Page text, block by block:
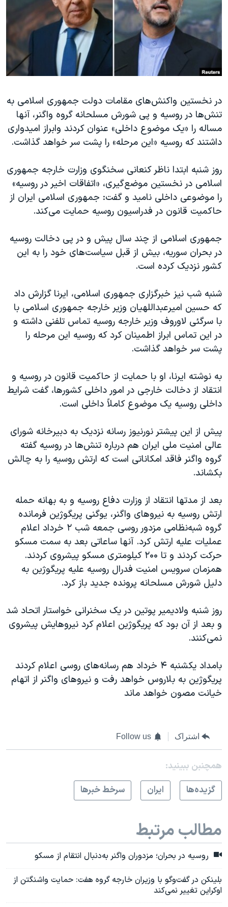
فرهنگ و زندگی
حقوق شهروندی
گالری عکس
آرشیو پخش زنده
مستندها
انتخابات ریاست جمهوری آمریکا ۲۰۲۴
حمله جمهوری اسلامی به اسرائیل
اعتراضات زن، زندگی، آزادی
مجموعه مستندهای دادخواهی
تریبونال مردمی آبان ۹۸
چهل سال گروگان‌گیری
قانون شفافیت دارائی کادر رهبری ایران
اعتراضات مردمی آبان ۹۸
نرگس محمدی برنده جایزه نوبل صلح
همایش محافظه‌کاران آمریکا «سی‌پک»
سفر پرزیدنت ترامپ به چین
دنبال کنید
زبانهای مختلف
در نخستین واکنش‌های مقامات دولت جمهوری اسلامی به
تنش‌ها در روسیه و پی شورش مسلحانه گروه واگنر، آنها
مساله را «یک موضوع داخلی» عنوان کردند وابراز امیدواری
داشتند که روسیه «این مرحله» را پشت سر خواهد گذاشت.
روز شنبه ابتدا ناظر کنعانی سخنگوی وزارت خارجه جمهوری
اسلامی در نخستین موضع‌گیری، «اتفاقات اخیر در روسیه»
را موضوعی داخلی نامید و گفت: جمهوری اسلامی ایران از
حاکمیت قانون در فدراسیون روسیه حمایت می‌کند.
جمهوری اسلامی از چند سال پیش و در پی دخالت روسیه
در بحران سوریه، بیش از قبل سیاست‌های خود را به این
کشور نزدیک کرده است.
شنبه شب نیز خبرگزاری جمهوری اسلامی، ایرنا گزارش داد
که حسین امیرعبداللهیان وزیر خارجه جمهوری اسلامی با
با سرگئی لاوروف وزیر خارجه روسیه تماس تلفنی داشته و
در این تماس ابراز اطمینان کرد که روسیه این مرحله را
پشت سر خواهد گذاشت.
به نوشته ایرنا، او با حمایت از حاکمیت قانون در روسیه و
انتقاد از دخالت خارجی در امور داخلی کشورها، گفت شرایط
داخلی روسیه یک موضوع کاملاً داخلی است.
پیش از این پیشتر نورنیوز رسانه نزدیک به دبیرخانه شورای
عالی امنیت ملی ایران هم درباره تنش‌ها در روسیه گفته
گروه واگنر فاقد امکاناتی است که ارتش روسیه را به چالش
بکشاند.
بعد از مدتها انتقاد از وزارت دفاع روسیه و به بهانه حمله
ارتش روسیه به نیروهای واگنر، یوگنی پریگوژین فرمانده
گروه شبه‌نظامی مزدور روسی جمعه شب ۲ خرداد اعلام
عملیات علیه ارتش کرد. آنها ساعاتی بعد به سمت مسکو
حرکت کردند و تا ۲۰۰ کیلومتری مسکو پیشروی کردند.
همزمان سرویس امنیت فدرال روسیه علیه پریگوژین به
دلیل شورش مسلحانه پرونده جدید باز کرد.
روز شنبه ولادیمیر پوتین در یک سخنرانی خواستار اتحاد شد
و بعد از آن بود که پریگوژین اعلام کرد نیروهایش پیشروی
نمی‌کنند.
بامداد یکشنبه ۴ خرداد هم رسانه‌های روسی اعلام کردند
پریگوژین به بلاروس خواهد رفت و نیروهای واگنر از اتهام
خیانت مصون خواهد ماند
اشتراک Follow us
همچنبن ببینید:
گزيده‌ها
ايران سرخط خبرها
مطالب مرتبط
روسیه در بحران؛ مزدوران واگنر به‌دنبال انتقام از مسکو
بلینکن در گفت‌وگو با وزیران خارجه گروه هفت: حمایت واشنگتن از
اوکراین تغییر نمی‌کند